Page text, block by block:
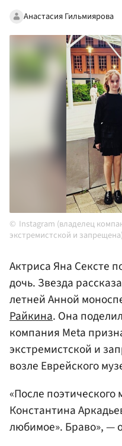
Анастасия Гильмиярова
Instagram (владелец
экстремистской и запрещена)
Актриса Яна Сексте
дочь. Звезда
летней Анной
Райкина. Она
компания Meta
экстремистской и
возле Еврейского
«После поэтического
Константина
любимое». Браво», —